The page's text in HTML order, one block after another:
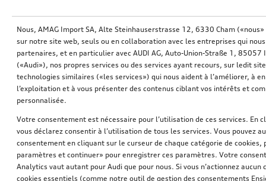
Nous, AMAG Import SA, Alte Steinhauserstrasse 12, 6330 Cham
sur notre site web, seuls ou en collaboration avec les entreprises qui
partenaires, et en particulier avec AUDI AG, Auto-Union-Straße 1,
(«Audi»), nos propres services ou des services ayant recours, sur ledit
technologies similaires («les services») qui nous aident à l’améliorer, à
l’exploitation et à vous présenter des contenus ciblant vos intérêts et
personnalisée.
Votre consentement est nécessaire pour l’utilisation de ces services. En
vous déclarez consentir à l’utilisation de tous les services. Vous pouvez
consentement en cliquant sur le curseur de chaque catégorie de cookies,
paramètres et continuer» pour enregistrer ces paramètres. Votre
Analytics vaut autant pour Audi que pour nous. Si vous n’actionnez aucun
cookies essentiels (comme notre outil de gestion des consentements